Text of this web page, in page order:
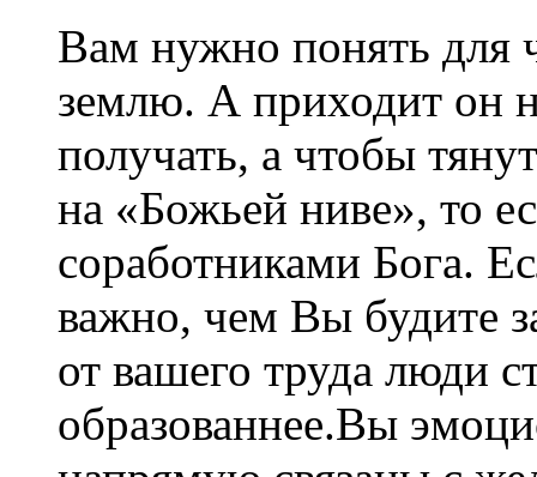
Вам нужно понять для
землю. А приходит он
получать, а чтобы
на «Божьей ниве», то
соработниками Бога.
важно, чем Вы будите
от вашего труда люди
образованнее.Вы